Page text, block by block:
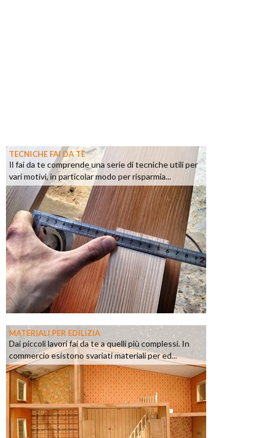
TECNICHE FAI DA TE
Il fai da te comprende una serie di tecniche utili per
vari motivi, in particolar modo per risparmia...
MATERIALI PER EDILIZIA
Dai piccoli lavori fai da te a quelli più complessi. In
commercio esistono svariati materiali per ed...